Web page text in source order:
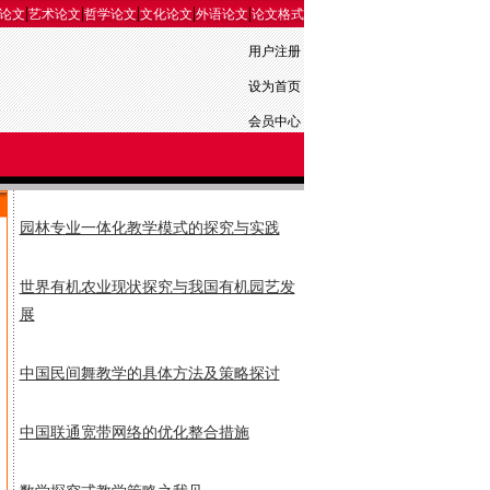
文|艺术论文|哲学论文|文化论文|外语论文|论文格式
用户注册
设为首页
会员中心
园林专业一体化教学模式的探究与实践
世界有机农业现状探究与我国有机园艺发
展
中国民间舞教学的具体方法及策略探讨
中国联通宽带网络的优化整合措施